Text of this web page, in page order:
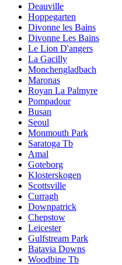
Deauville
Hoppegarten
Divonne les Bains
Divonne Les Bains
Le Lion D'angers
La Gacilly
Monchengladbach
Maronas
Royan La Palmyre
Pompadour
Busan
Seoul
Monmouth Park
Saratoga Tb
Amal
Goteborg
Klosterskogen
Scottsville
Curragh
Downpatrick
Chepstow
Leicester
Gulfstream Park
Batavia Downs
Woodbine Tb